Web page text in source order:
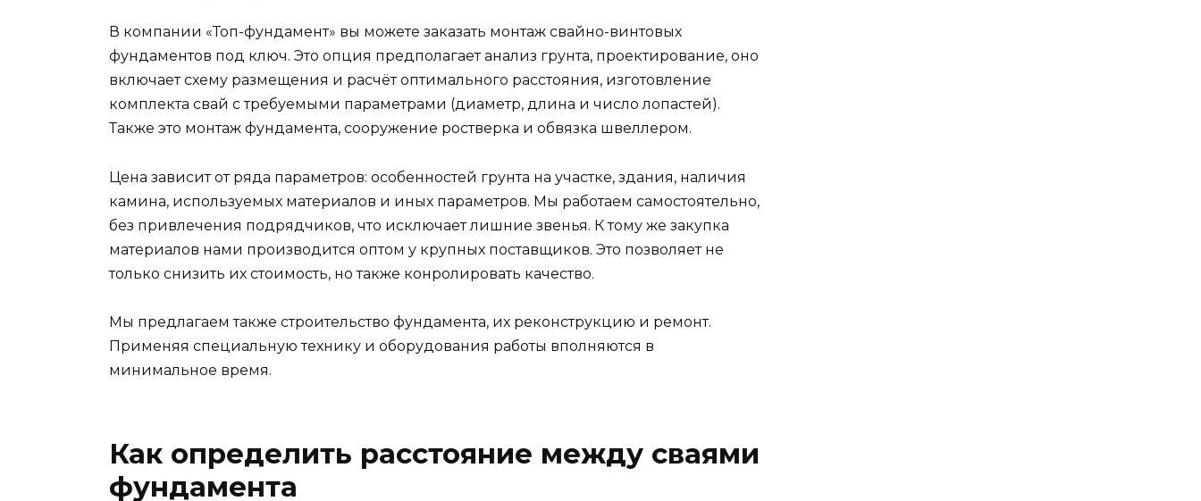
В компании «Топ-фундамент» вы можете заказать монтаж свайно-винтовых
фундаментов под ключ. Это опция предполагает анализ грунта, проектирование, оно
включает схему размещения и расчёт оптимального расстояния, изготовление
комплекта свай с требуемыми параметрами (диаметр, длина и число лопастей).
Также это монтаж фундамента, сооружение ростверка и обвязка швеллером.
Цена зависит от ряда параметров: особенностей грунта на участке, здания, наличия
камина, используемых материалов и иных параметров. Мы работаем самостоятельно,
без привлечения подрядчиков, что исключает лишние звенья. К тому же закупка
материалов нами производится оптом у крупных поставщиков. Это позволяет не
только снизить их стоимость, но также конролировать качество.
Мы предлагаем также строительство фундамента, их реконструкцию и ремонт.
Применяя специальную технику и оборудования работы вполняются в
минимальное время.
Как определить расстояние между сваями
фундамента